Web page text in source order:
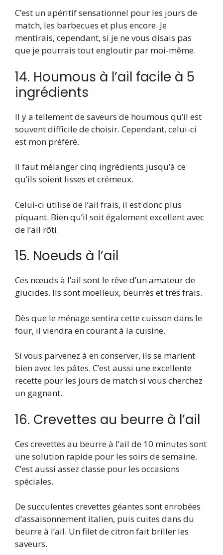
C’est un apéritif sensationnel pour les jours de
match, les barbecues et plus encore. Je
mentirais, cependant, si je ne vous disais pas
que je pourrais tout engloutir par moi-même.
14. Houmous à l’ail facile à 5
ingrédients
Il y a tellement de saveurs de houmous qu’il est
souvent difficile de choisir. Cependant, celui-ci
est mon préféré.
Il faut mélanger cinq ingrédients jusqu’à ce
qu’ils soient lisses et crémeux.
Celui-ci utilise de l’ail frais, il est donc plus
piquant. Bien qu’il soit également excellent avec
de l’ail rôti.
15. Noeuds à l’ail
Ces nœuds à l’ail sont le rêve d’un amateur de
glucides. Ils sont moelleux, beurrés et très frais.
Dès que le ménage sentira cette cuisson dans le
four, il viendra en courant à la cuisine.
Si vous parvenez à en conserver, ils se marient
bien avec les pâtes. C’est aussi une excellente
recette pour les jours de match si vous cherchez
un gagnant.
16. Crevettes au beurre à l’ail
Ces crevettes au beurre à l’ail de 10 minutes sont
une solution rapide pour les soirs de semaine.
C’est aussi assez classe pour les occasions
spéciales.
De succulentes crevettes géantes sont enrobées
d’assaisonnement italien, puis cuites dans du
beurre à l’ail. Un filet de citron fait briller les
saveurs.